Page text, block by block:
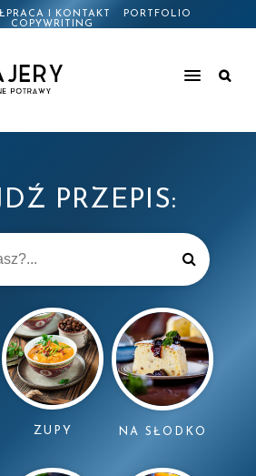
I KONTAKT
PORTFOLIO
COPYWRITING
PRZEPIS:
ZUPY NA SŁODKO